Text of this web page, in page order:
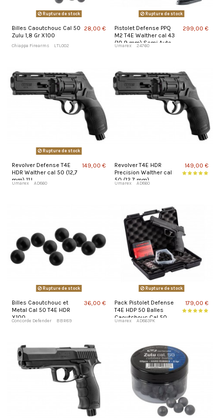
Rupture de stock
Billes Caoutchouc Cal 50
Zulu 1,8 Gr X100
Chiappa Firearms LTL002
28,00 €
Rupture de stock
Pistolet Defense PPQ
M2 T4E Walther cal 43
(10,9 mm) Semi Auto
Umarex 24760
299,00 €
Rupture de stock
Revolver Defense T4E
HDR Walther cal 50 (12,7
mm) 11J
Umarex AD860
149,00 €
Revolver T4E HDR
Precision Walther cal
50 (12,7 mm)
Umarex AD860
149,00 €
Rupture de stock
Billes Caoutchouc et
Metal Cal 50 T4E HDR
X100
Concorde Defender BBR89
36,00 €
Rupture de stock
Pack Pistolet Defense
T4E HDP 50 Balles
Caoutchouc Cal 50
Umarex AD863PK
179,00 €